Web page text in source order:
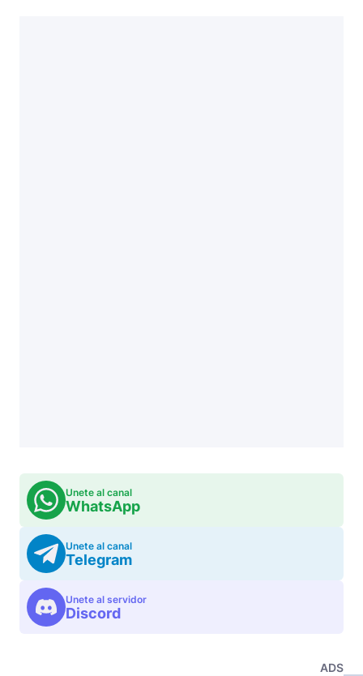
Unete al canal
WhatsApp
Unete al canal
Telegram
Unete al servidor
Discord
ADS